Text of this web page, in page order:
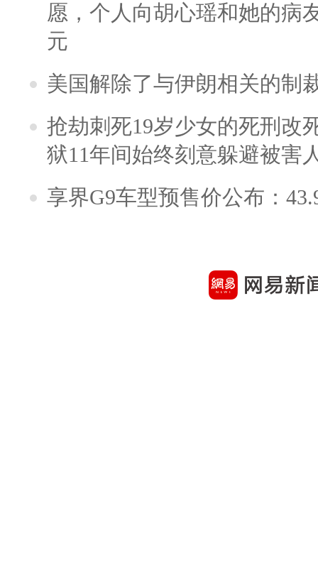
愿，个人向胡心瑶和她的病
元
美国解除了与伊朗相关的制
抢劫刺死19岁少女的死刑改
狱11年间始终刻意躲避被害
享界G9车型预售价公布：